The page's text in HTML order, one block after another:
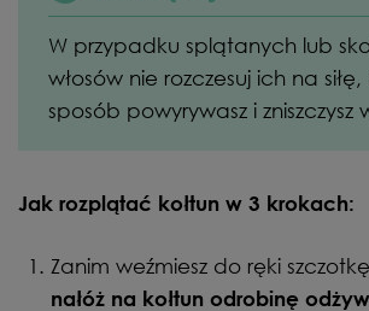
W przypadku splątanych lub
włosów nie rozczesuj ich na
sposób powyrywasz i zniszczysz
Jak rozplątać kołtun w 3 krokach:
Zanim weźmiesz do ręki
nałóż na kołtun odrobinę